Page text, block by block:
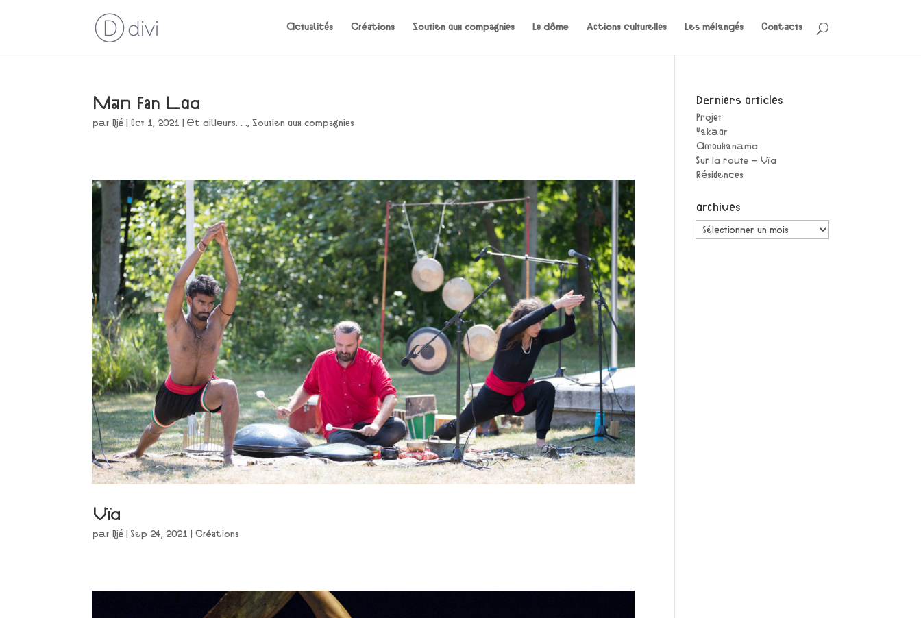
Actualités Créations Soutien aux compagnies Le dôme Actions culturelles Les mélangés Contacts
Man Fan Laa
par Djé Oct 1, 2021 Et ailleurs. . ., Soutien aux compagnies
Vïa
par Djé Sep 24, 2021 Créations
Derniers articles
Projet
Yakaar
Amoukanama
Sur la route – Vïa
Résidences
archives
archives